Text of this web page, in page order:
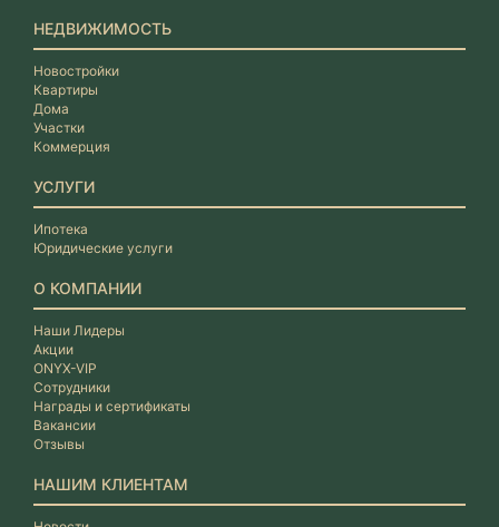
НЕДВИЖИМОСТЬ
Новостройки
Квартиры
Дома
Участки
Коммерция
УСЛУГИ
Ипотека
Юридические услуги
О КОМПАНИИ
Наши Лидеры
Акции
ONYX-VIP
Сотрудники
Награды и сертификаты
Вакансии
Отзывы
НАШИМ КЛИЕНТАМ